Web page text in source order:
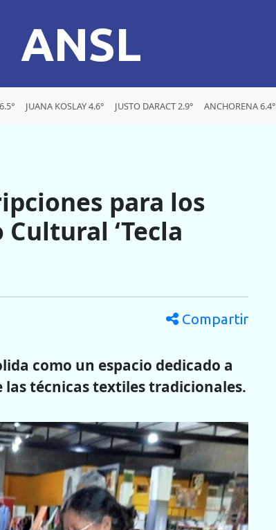
ANSL
JUANA KOSLAY 4.6° JUSTO DARACT 2.9° ANCHORENA 6.4°
para los
‘Tecla
Compartir
como un espacio dedicado a
técnicas textiles tradicionales.